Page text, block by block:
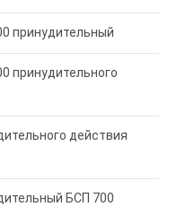
принудительный
принудительного
действия
БСП 700